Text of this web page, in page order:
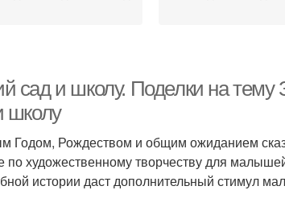
Коллаж из осенней
листвы
Простые
сад и школу. Поделки на
школу
Годом, Рождеством и общим ожиданием
художественному творчеству для
истории даст дополнительный стимул